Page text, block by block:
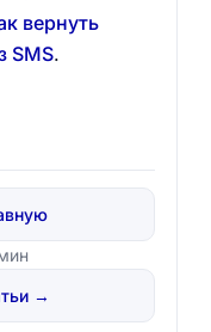
вернуть
SMS.
→